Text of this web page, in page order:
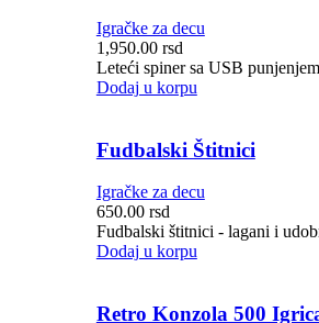
Igračke za decu
1,950.00 rsd
Leteći spiner sa USB
Dodaj u korpu
Fudbalski Štitnici
Igračke za decu
650.00 rsd
Fudbalski štitnici - lagani i
Dodaj u korpu
Retro Konzola 500